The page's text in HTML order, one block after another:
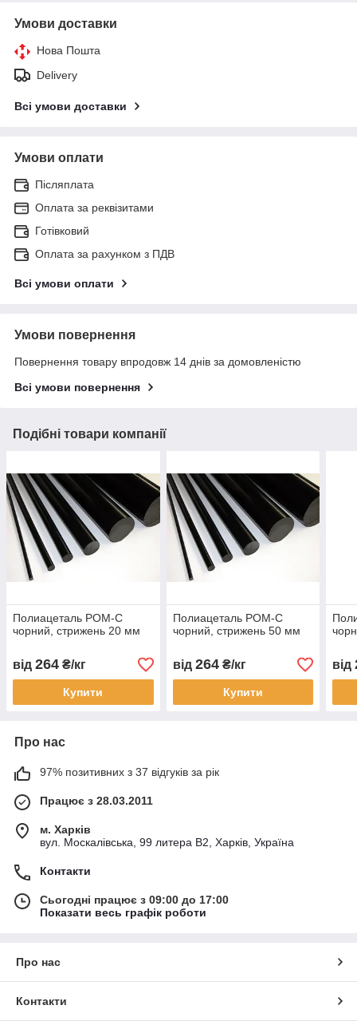
Умови доставки
Нова Пошта
Delivery
Всі умови доставки
Умови оплати
Післяплата
Оплата за реквізитами
Готівковий
Оплата за рахунком з ПДВ
Всі умови оплати
Умови повернення
Повернення товару впродовж 14 днів за домовленістю
Всі умови повернення
Подібні товари компанії
Полиацеталь РОМ-С
чорний, стрижень 20 мм
від 264 ₴/кг
Купити
Полиацеталь РОМ-С
чорний, стрижень 50 мм
від 264₴/кг
Купити
від
Про нас
97% позитивних з 37 відгуків за рік
Працює з 28.03.2011
м. Харків
вул. Москалівська, 99 литера В2, Харків, Україна
Контакти
Сьогодні працює з 09:00 до 17:00
Показати весь графік роботи
Про нас
Контакти